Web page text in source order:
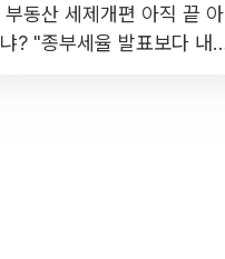
부동산 세제개편 아직 끝 아
냐? "종부세율 발표보다 내